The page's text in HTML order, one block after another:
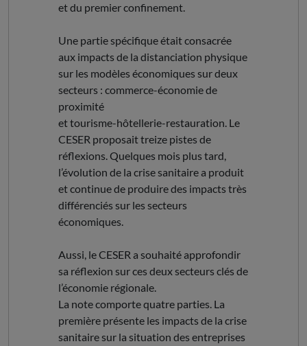
et du premier confinement.
Une partie spécifique était consacrée
aux impacts de la distanciation physique
sur les modèles économiques sur deux
secteurs : commerce-économie de
proximité
et tourisme-hôtellerie-restauration. Le
CESER proposait treize pistes de
réflexions. Quelques mois plus tard,
l’évolution de la crise sanitaire a produit
et continue de produire des impacts très
différenciés sur les secteurs
économiques.
Aussi, le CESER a souhaité approfondir
sa réflexion sur ces deux secteurs clés de
l’économie régionale.
La note comporte quatre parties. La
première présente les impacts de la crise
sanitaire sur la situation des entreprises